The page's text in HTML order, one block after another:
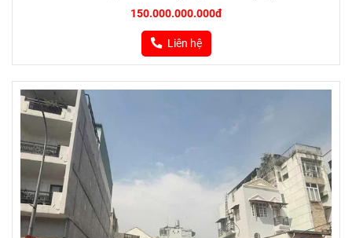
150.000.000.000đ
Liên hệ